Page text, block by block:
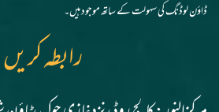
ڈاؤن لوڈنگ کی سہولت کے ساتھ موجود ہیں۔
رابطہ کریں